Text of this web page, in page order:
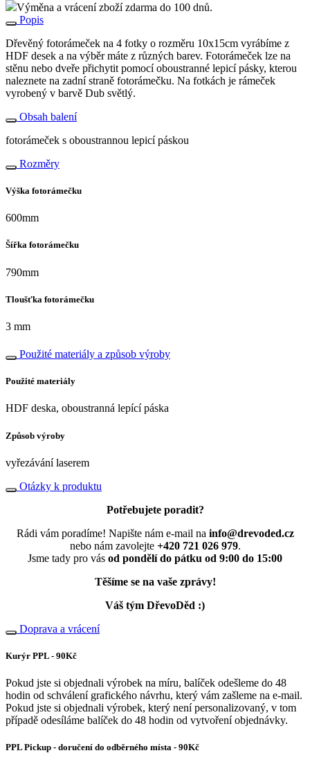
Výměna a vrácení zboží zdarma do 100 dnů.
Popis
Dřevěný fotorámeček na 4 fotky o rozměru 10x15cm vyrábíme z
HDF desek a na výběr máte z různých barev. Fotorámeček lze na
stěnu nebo dveře přichytit pomocí oboustranné lepicí pásky, kterou
naleznete na zadní straně fotorámečku. Na fotkách je rámeček
vyrobený v barvě Dub světlý.
Obsah balení
fotorámeček s oboustrannou lepicí páskou
Rozměry
Výška fotorámečku
600mm
Šířka fotorámečku
790mm
Tloušťka fotorámečku
3 mm
Použité materiály a způsob výroby
Použité materiály
HDF deska, oboustranná lepící páska
Způsob výroby
vyřezávání laserem
Otázky k produktu
Potřebujete poradit?
Rádi vám poradíme! Napište nám e-mail na info@drevoded.cz
nebo nám zavolejte +420 721 026 979.
Jsme tady pro vás od pondělí do pátku od 9:00 do 15:00
Těšíme se na vaše zprávy!
Váš tým DřevoDěd :)
Doprava a vrácení
Kurýr PPL - 90Kč
Pokud jste si objednali výrobek na míru, balíček odešleme do 48
hodin od schválení grafického návrhu, který vám zašleme na e-mail.
Pokud jste si objednali výrobek, který není personalizovaný, v tom
případě odesíláme balíček do 48 hodin od vytvoření objednávky.
PPL Pickup - doručení do odběrného místa - 90Kč